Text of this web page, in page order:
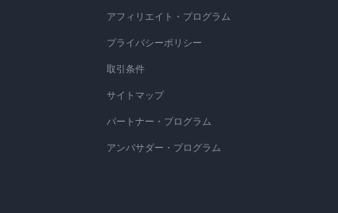
アフィリエイト・プログラム
プライバシーポリシー
取引条件
サイトマップ
パートナー・プログラム
アンバサダー・プログラム